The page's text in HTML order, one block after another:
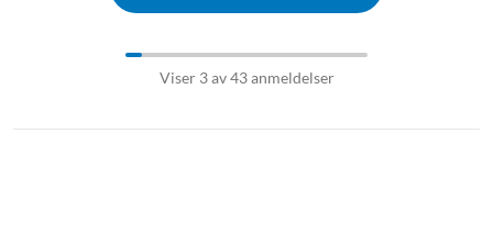
Viser 3 av 43 anmeldelser